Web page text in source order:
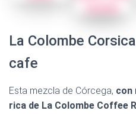
La Colombe
cafe
Esta mezcla de Córcega, con
rica de La Colombe Coffee